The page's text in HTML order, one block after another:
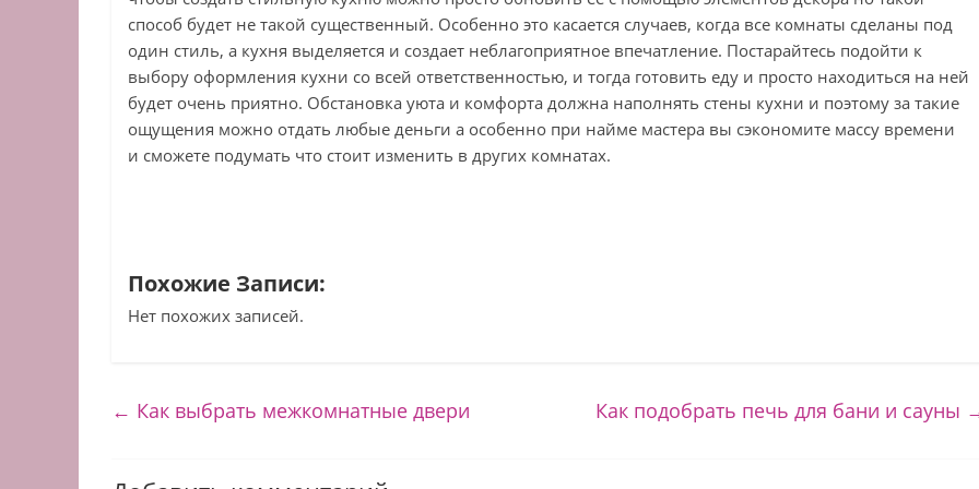
способ будет не такой существенный. Особенно это касается случаев, когда все комнаты сделаны под
один стиль, а кухня выделяется и создает неблагоприятное впечатление. Постарайтесь подойти к
выбору оформления кухни со всей ответственностью, и тогда готовить еду и просто находиться на ней
будет очень приятно. Обстановка уюта и комфорта должна наполнять стены кухни и поэтому за такие
ощущения можно отдать любые деньги а особенно при найме мастера вы сэкономите массу времени
и сможете подумать что стоит изменить в других комнатах.
Похожие Записи:
Нет похожих записей.
← Как выбрать межкомнатные двери Как подобрать печь для бани и сауны